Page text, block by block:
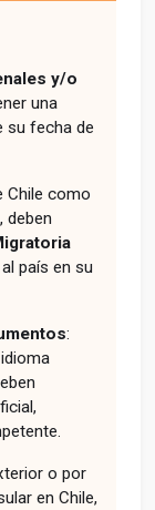
y/o
una
su fecha de
Chile como
deben
país en su
:
o por
en Chile,